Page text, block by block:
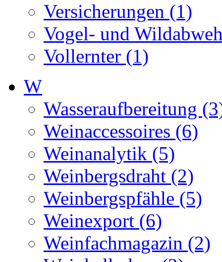
Versicherungen (1)
Vogel- und
Vollernter (1)
W
Wasseraufbereitung
Weinaccessoires (6)
Weinanalytik (5)
Weinbergsdraht (2)
Weinbergspfähle (5)
Weinexport (6)
Weinfachmagazin (2)